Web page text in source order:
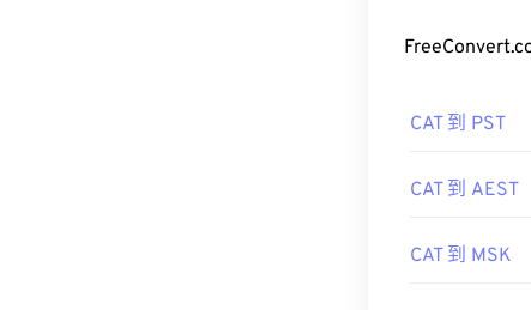
CAT 到 PST
CAT 到 AEST
CAT 到 MSK